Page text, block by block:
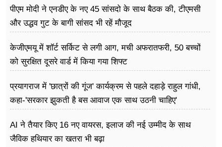
पीएम मोदी ने एनडीए के नए 45 सांसदो के साथ बैठक की, टीएमसी
और उद्धव गुट के बागी सांसद भी रहें मौजूद
केजीएमयू में शॉर्ट सर्किट से लगी आग, मची अफरातफरी, 50 बच्चों
को सुरक्षित दूसरे वार्ड में किया गया शिफ्ट
प्रयागराज में 'छात्रों की गूंज' कार्यक्रम से पहले दहाड़े राहुल गांधी,
कहा-'सरकार झुकती है बस आवाज एक साथ उठनी चाहिए'
AI ने तैयार किए 16 नए वायरस, इलाज की नई उम्मीद के साथ
जैविक हथियार का खतरा भी बढ़ा